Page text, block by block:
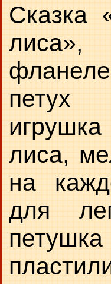
Сказка
лиса,
на
для